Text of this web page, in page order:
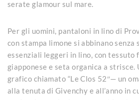
serate glamour sul mare.
Per gli uomini, pantaloni in lino di
con stampa limone si abbinano senza
essenziali leggeri in lino, con tessuto
giapponese e seta organica a strisce.
grafico chiamato “Le Clos 52″— un
alla tenuta di Givenchy e all’anno in